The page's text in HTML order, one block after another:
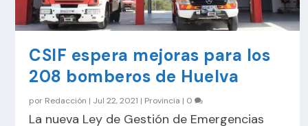
CSIF espera mejoras para los
208 bomberos de Huelva
por Redacción | Jul 22, 2021 | Provincia | 0
La nueva Ley de Gestión de Emergencias